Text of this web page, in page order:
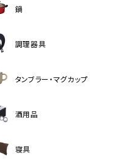
鍋
調理器具
タンブラー・マグカップ
酒用品
寝具